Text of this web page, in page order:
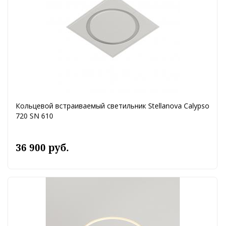
Кольцевой встраиваемый светильник Stellanova Calypso
720 SN 610
36 900 руб.